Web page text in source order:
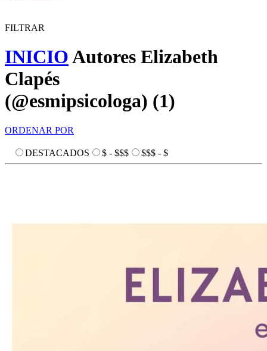
FILTRAR
INICIOAutores Elizabeth
Clapés
(@esmipsicologa) (1)
ORDENAR POR
DESTACADOS $ - $$$ $$$ - $